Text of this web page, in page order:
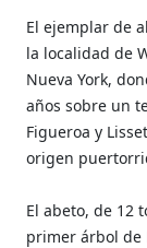
El ejemplar de
la localidad de
Nueva York,
años sobre un
Figueroa y
origen
El abeto, de 12
primer árbol de